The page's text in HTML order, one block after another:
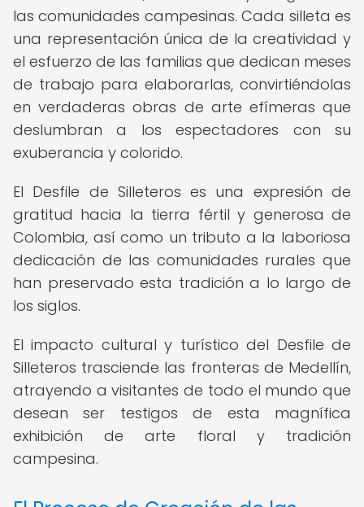
las comunidades campesinas. Cada silleta es
una representación única de la creatividad y
el esfuerzo de las familias que dedican meses
de trabajo para elaborarlas, convirtiéndolas
en verdaderas obras de arte efímeras que
deslumbran a los espectadores con su
exuberancia y colorido.
El Desfile de Silleteros es una expresión de
gratitud hacia la tierra fértil y generosa de
Colombia, así como un tributo a la laboriosa
dedicación de las comunidades rurales que
han preservado esta tradición a lo largo de
los siglos.
El impacto cultural y turístico del Desfile de
Silleteros trasciende las fronteras de Medellín,
atrayendo a visitantes de todo el mundo que
desean ser testigos de esta magnífica
exhibición de arte floral y tradición
campesina.